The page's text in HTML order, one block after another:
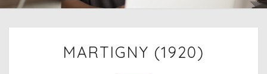
(1920)
MARTIGNY (1920)